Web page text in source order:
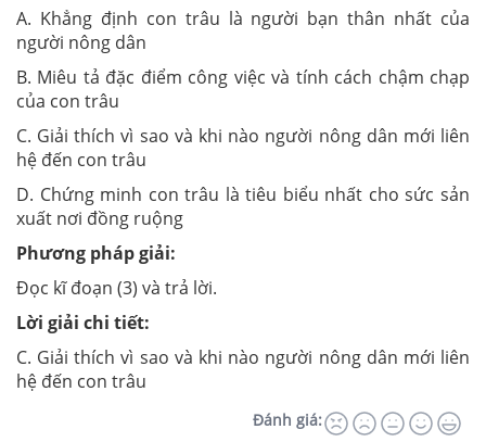
A. Khẳng định con trâu là người bạn thân nhất của
người nông dân
B. Miêu tả đặc điểm công việc và tính cách chậm chạp
của con trâu
C. Giải thích vì sao và khi nào người nông dân mới liên
hệ đến con trâu
D. Chứng minh con trâu là tiêu biểu nhất cho sức sản
xuất nơi đồng ruộng
Phương pháp giải:
Đọc kĩ đoạn (3) và trả lời.
Lời giải chi tiết:
C. Giải thích vì sao và khi nào người nông dân mới liên
hệ đến con trâu
Đánh giá: